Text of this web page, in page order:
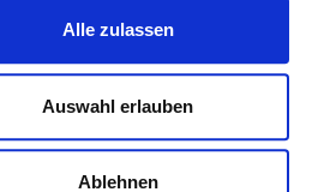
Alle zulassen
Auswahl erlauben
Ablehnen